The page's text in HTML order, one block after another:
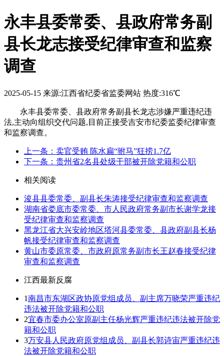
永丰县委常委、县政府常务副
县长龙志接受纪律审查和监察
调查
2025-05-15 来源:江西省纪委省监委网站 热度:316℃
永丰县委常委、县政府常务副县长龙志涉嫌严重违纪违
法,主动向组织交代问题,目前正接受吉安市纪委监委纪律审查
和监察调查。
上一条：卖官受贿 陈水扁“驸马”狂捞1.7亿
下一条：贵州省2名县处级干部被开除党籍和公职
相关阅读
浚县县委常委、副县长朱涛接受纪律审查和监察调查
湖南省娄底市委常委、市人民政府常务副市长谢学龙接
受纪律审查和监察调查
黑龙江省大兴安岭地区塔河县委常委、县政府副县长杨
帆接受纪律审查和监察调查
黄山市委原常委、市政府原常务副市长王赵春接受纪律
审查和监察调查
江西最新反腐
1南昌市东湖区政协原党组成员、副主席万晓荣严重违纪
违法被开除党籍和公职
2宜春市委办公室原副主任杨光辉严重违纪违法被开除党
籍和公职
3万安县人民政府原党组成员、副县长郭诗宙严重违纪违
法被开除党籍和公职